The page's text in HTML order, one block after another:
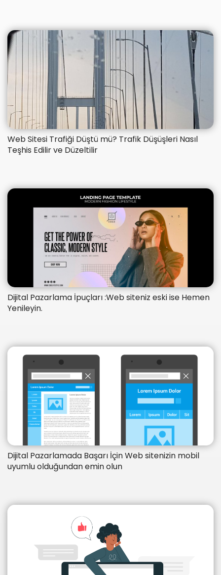
​Web Sitesi Trafiği Düştü mü? Trafik Düşüşleri Nasıl
Teşhis Edilir ve Düzeltilir
Dijital Pazarlama İpuçları :Web siteniz eski ise Hemen
Yenileyin.
Dijital Pazarlamada Başarı İçin Web sitenizin mobil
uyumlu olduğundan emin olun